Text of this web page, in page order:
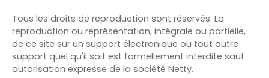
Tous les droits de reproduction sont réservés. La
reproduction ou représentation, intégrale ou partielle,
de ce site sur un support électronique ou tout autre
support quel qu'il soit est formellement interdite sauf
autorisation expresse de la société Netty.